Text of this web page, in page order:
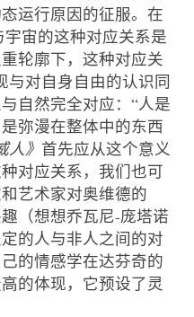
运行原因的征服。在
宙的这种对应关系是
轮廓下，这种对应关
与对自身自由的认识同
自然完全对应：“人是
弥漫在整体中的东西
人》 首先应从这个意义
对应关系，我们也可
艺术家对奥维德的
（想想乔瓦尼-庞塔诺
的人与非人之间的对
的情感学在达芬奇的
的体现，它预设了灵